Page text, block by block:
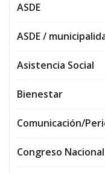
ASDE
ASDE /
Asistencia Social
Bienestar
Comunicación/
Congreso Nacional